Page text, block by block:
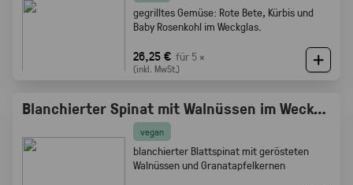
gegrilltes Gemüse: Rote Bete, Kürbis und
Baby Rosenkohl im Weckglas.
26,25 € für 5 ×
(inkl. MwSt.)
Blanchierter Spinat mit Walnüssen im Weckglas
vegan
blanchierter Blattspinat mit gerösteten
Walnüssen und Granatapfelkernen